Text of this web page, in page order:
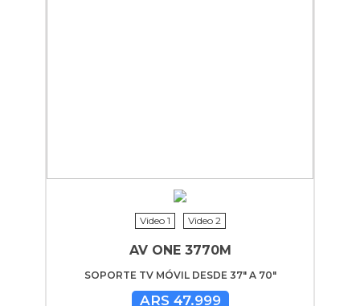
Video 1 Video 2
AV ONE 3770M
SOPORTE TV MÓVIL DESDE 37" A 70"
ARS 47.999